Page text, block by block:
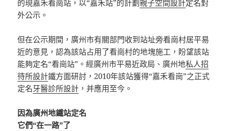
的現嘉禾看崗站，以“嘉禾站”的計劃親子空間設計定名對
外公示。
但在公示期間，廣州市有關部門收到站址旁看崗村居平易
近的意見，認為該站占用了看崗村的地塊施工，盼望該站
能夠定名“看崗站”。經廣州市平易近政局、廣州地私人招
待所設計鐵方面研討，2010年該站獲得“嘉禾看崗”之正式
定名牙醫診所設計 ，并應用至今。
因為廣州地鐵站定名
它們“在一路”了